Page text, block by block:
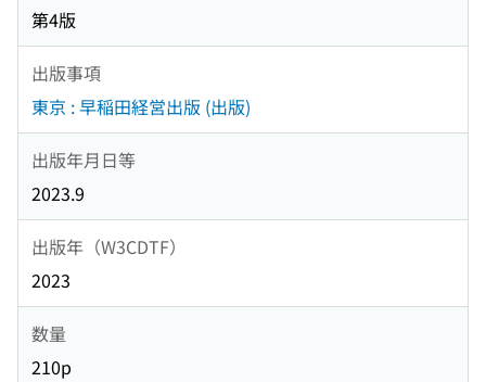
第4版
出版事項
東京 : 早稲田経営出版 (出版)
出版年月日等
2023.9
出版年（W3CDTF）
2023
数量
210p